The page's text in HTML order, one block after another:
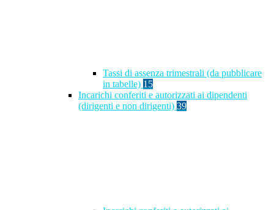
Tassi di assenza trimestrali (da pubblicare
in tabelle) 15
Incarichi conferiti e autorizzati ai dipendenti
(dirigenti e non dirigenti) 39